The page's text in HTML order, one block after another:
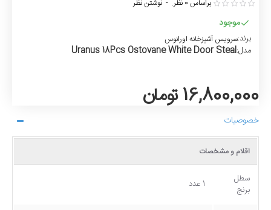
موجود
برند:سرویس آشپزخانه اورانوس
مدل:Uranus 18Pcs Ostovane White Door Steal
براساس 0 نظر. - نوشتن نظر
16,800,000 تومان
خصوصیات
اقلام و مشخصات
سطل
برنج
1 عدد